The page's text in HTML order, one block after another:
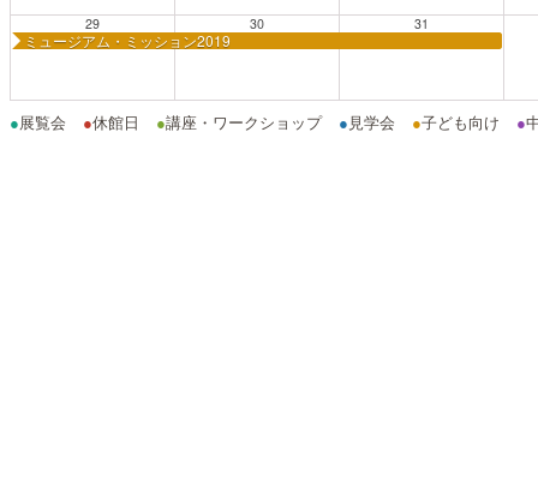
29
ミュージアム・ミッション2019
30 31
●展覧会 ●休館日 ●講座・ワークショップ ● 見学会 ●子ども向け ●